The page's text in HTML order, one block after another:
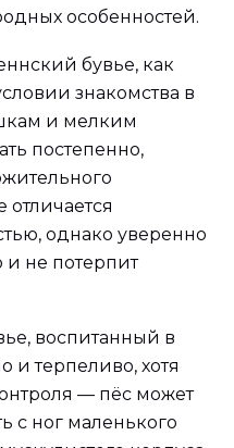
особенностей.
бувье, как
знакомства в
и мелким
постепенно,
однако уверенно
не потерпит
воспитанный в
и терпеливо, хотя
— пёс может
с ног маленького